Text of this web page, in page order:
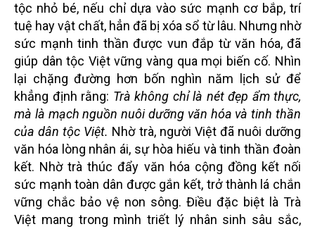
tộc nhỏ bé, nếu chỉ dựa vào sức mạnh cơ bắp, trí
tuệ hay vật chất, hẳn đã bị xóa sổ từ lâu. Nhưng nhờ
sức mạnh tinh thần được vun đắp từ văn hóa, đã
giúp dân tộc Việt vững vàng qua mọi biến cố. Nhìn
lại chặng đường hơn bốn nghìn năm lịch sử để
khẳng định rằng: Trà không chỉ là nét đẹp ẩm thực,
mà là mạch nguồn nuôi dưỡng văn hóa và tinh thần
của dân tộc Việt. Nhờ trà, người Việt đã nuôi dưỡng
văn hóa lòng nhân ái, sự hòa hiếu và tinh thần đoàn
kết. Nhờ trà thúc đẩy văn hóa cộng đồng kết nối
sức mạnh toàn dân được gắn kết, trở thành lá chắn
vững chắc bảo vệ non sông. Điều đặc biệt là Trà
Việt mang trong mình triết lý nhân sinh sâu sắc,